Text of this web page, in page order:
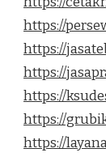
https://
https://
https://
https://
https://
https://